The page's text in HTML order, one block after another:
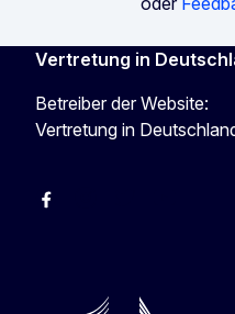
Vertretung in
Betreiber der Website:
Vertretung in
facebook